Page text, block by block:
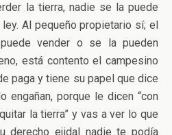
la tierra, nadie se la puede
Al pequeño propietario sí; el
vender o se la pueden
está contento el campesino
paga y tiene su papel que dice
engañan, porque le dicen “con
la tierra” y vas a ver lo que
derecho ejidal nadie te podía